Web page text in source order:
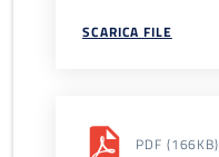
SCARICA FILE
PDF (166KB)